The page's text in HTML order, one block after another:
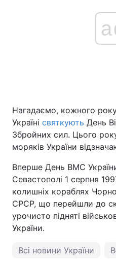
Нагадаємо, кожного
Україні святкують День
Збройних сил. Цього
моряків України
Вперше День ВМС
Севастополі 1 серпня
колишніх кораблях
СРСР, що перейшли до
урочисто підняті
України.
Всі новини України